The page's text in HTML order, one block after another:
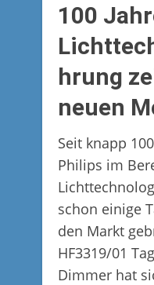
100
hrung
neuen
Seit knapp
Philips im
schon einige
den Markt
HF3319/01
Dimmer hat